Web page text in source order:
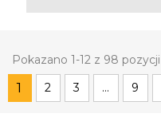
Pokazano 1-12 z 98 pozycji
1 2 3 … 9